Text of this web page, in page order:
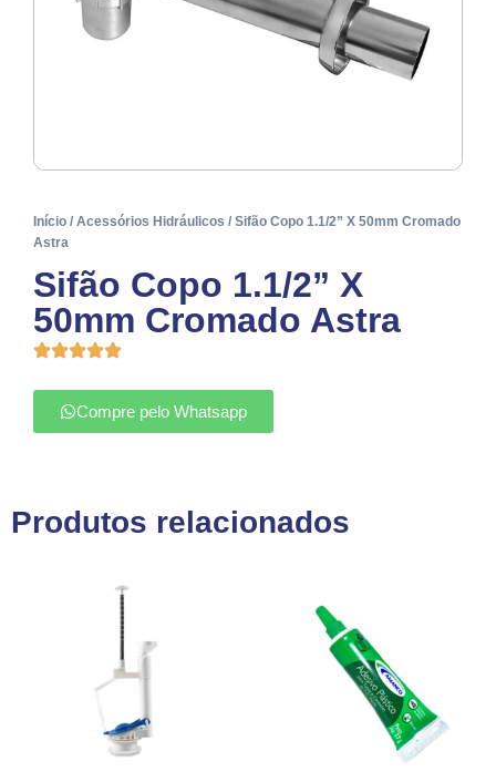
Início / Acessórios Hidráulicos / Sifão Copo 1.1/2” X 50mm Cromado
Astra
Sifão Copo 1.1/2” X
50mm Cromado Astra
Compre pelo Whatsapp
Produtos relacionados